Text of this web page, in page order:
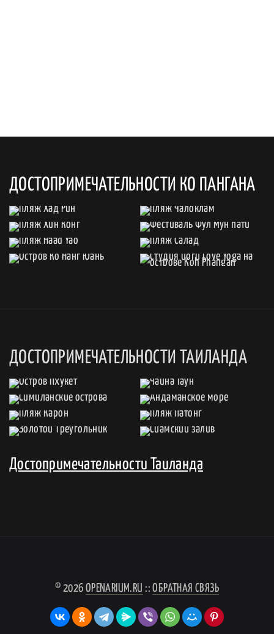
ДОСТОПРИМЕЧАТЕЛЬНОСТИ КО ПАНГАНА
ДОСТОПРИМЕЧАТЕЛЬНОСТИ ТАИЛАНДА
Достопримечательности Таиланда
© 2026 OPENARIUM.RU ::ОБРАТНАЯ СВЯЗЬ